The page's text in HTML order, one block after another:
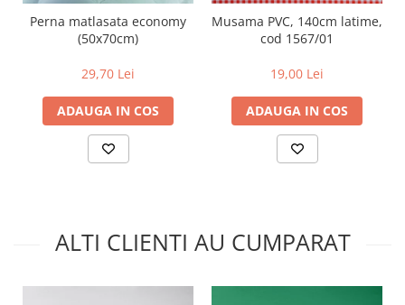
Perna matlasata economy
(50x70cm)
29,70 Lei
ADAUGA IN COS
Musama PVC, 140cm latime,
cod 1567/01
19,00 Lei
ADAUGA IN COS
ALTI CLIENTI AU CUMPARAT